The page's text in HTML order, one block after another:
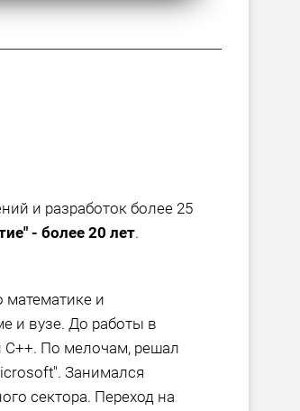
и разработок более 25
- более 20 лет.
математике и
и вузе. До работы в
С++. По мелочам, решал
Занимался
сектора. Переход на